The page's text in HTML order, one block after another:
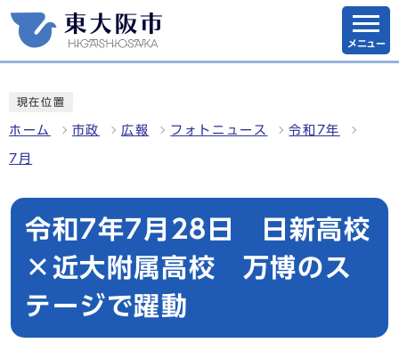
メニュー
現在位置
ホーム 市政 広報 フォトニュース 令和7年
7月
令和7年7月28日 日新高校
×近大附属高校 万博のス
テージで躍動